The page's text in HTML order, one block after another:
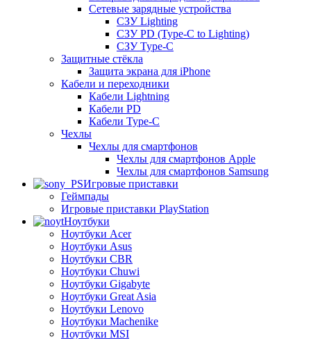
Сетевые зарядные устройства
СЗУ Lighting
СЗУ PD (Type-C to Lighting)
СЗУ Type-C
Защитные стёкла
Защита экрана для iPhone
Кабели и переходники
Кабели Lightning
Кабели PD
Кабели Type-C
Чехлы
Чехлы для смартфонов
Чехлы для смартфонов Apple
Чехлы для смартфонов Samsung
Игровые приставки
Геймпады
Игровые приставки PlayStation
Ноутбуки
Ноутбуки Acer
Ноутбуки Asus
Ноутбуки CBR
Ноутбуки Chuwi
Ноутбуки Gigabyte
Ноутбуки Great Asia
Ноутбуки Lenovo
Ноутбуки Machenike
Ноутбуки MSI